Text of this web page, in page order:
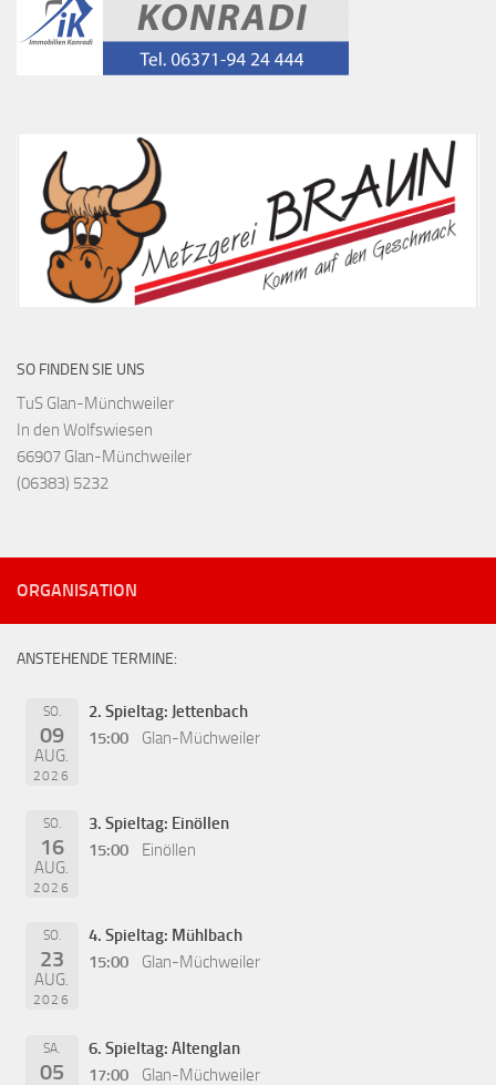
SO FINDEN SIE UNS
TuS Glan-Münchweiler
In den Wolfswiesen
66907 Glan-Münchweiler
(06383) 5232
ORGANISATION
ANSTEHENDE TERMINE:
SO.
09
AUG.
2026
2. Spieltag: Jettenbach
15:00
Glan-Müchweiler
SO.
16
AUG.
2026
3. Spieltag: Einöllen
15:00
Einöllen
SO.
23
AUG.
2026
4. Spieltag: Mühlbach
15:00
Glan-Müchweiler
SA.
05
6. Spieltag: Altenglan
17:00
Glan-Müchweiler